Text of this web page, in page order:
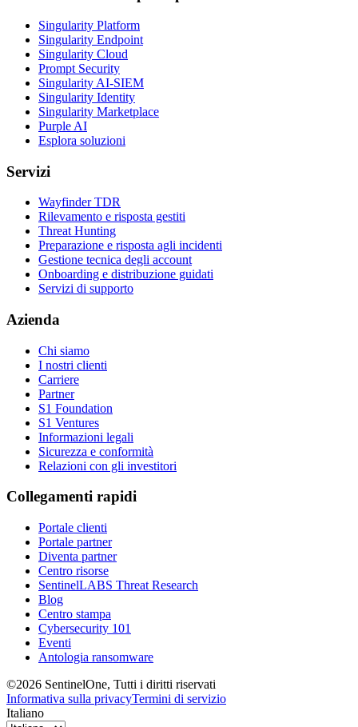
Singularity Platform
Singularity Endpoint
Singularity Cloud
Prompt Security
Singularity AI-SIEM
Singularity Identity
Singularity Marketplace
Purple AI
Esplora soluzioni
Servizi
Wayfinder TDR
Rilevamento e risposta gestiti
Threat Hunting
Preparazione e risposta agli incidenti
Gestione tecnica degli account
Onboarding e distribuzione guidati
Servizi di supporto
Azienda
Chi siamo
I nostri clienti
Carriere
Partner
S1 Foundation
S1 Ventures
Informazioni legali
Sicurezza e conformità
Relazioni con gli investitori
Collegamenti rapidi
Portale clienti
Portale partner
Diventa partner
Centro risorse
SentinelLABS Threat Research
Blog
Centro stampa
Cybersecurity 101
Eventi
Antologia ransomware
©2026 SentinelOne, Tutti i diritti riservati
Informativa sulla privacyTermini di servizio
Italiano